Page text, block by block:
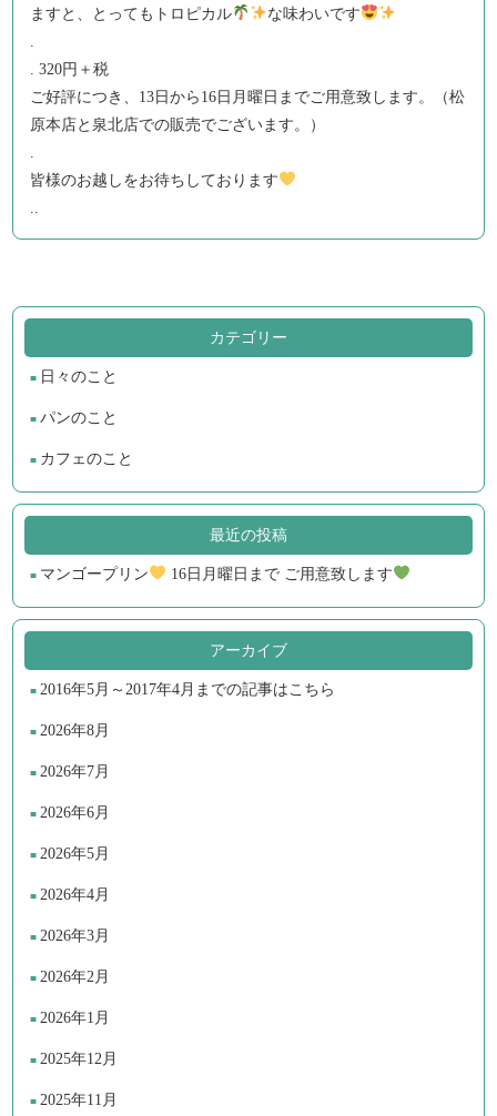
ますと、とってもトロピカル
な味わいです
. 320円＋税
ご好評につき、13日から16日月曜日までご用意致します。（松
原本店と泉北店での販売でございます。）
皆様のお越しをお待ちしております
カテゴリー
日々のこと
パンのこと
カフェのこと
最近の投稿
マンゴープリン 16日月曜日まで ご用意致します
アーカイブ
2016年5月～2017年4月までの記事はこちら
2026年8月
2026年7月
2026年6月
2026年5月
2026年4月
2026年3月
2026年2月
2026年1月
2025年12月
2025年11月